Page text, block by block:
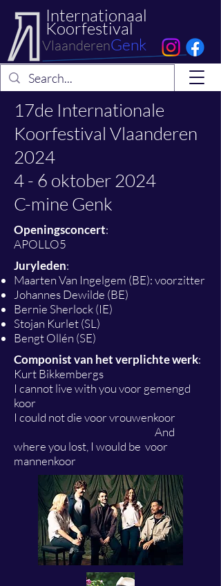
Internationaal
Koorfestival
VlaanderenGenk
17de Internationale
Koorfestival Vlaanderen
2024
4 - 6 oktober 2024
C-mine Genk
Openingsconcert:
APOLLO5
Juryleden:
Maarten Van Ingelgem (BE): voorzitter
Johannes Dewilde (BE)
Bernie Sherlock (IE)
Stojan Kurlet (SL)
Bengt Ollén (SE)
Componist van het verplichte werk:
Kurt Bikkembergs
I cannot live with you voor gemengd
koor
I could not die voor vrouwenkoor
And
where you lost, I would be voor
mannenkoor